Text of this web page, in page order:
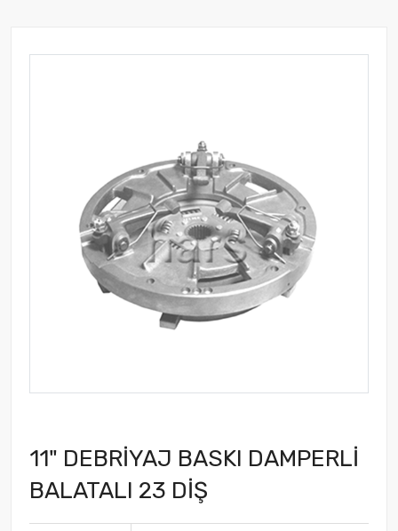
11" DEBRİYAJ BASKI DAMPERLİ
BALATALI 23 DİŞ